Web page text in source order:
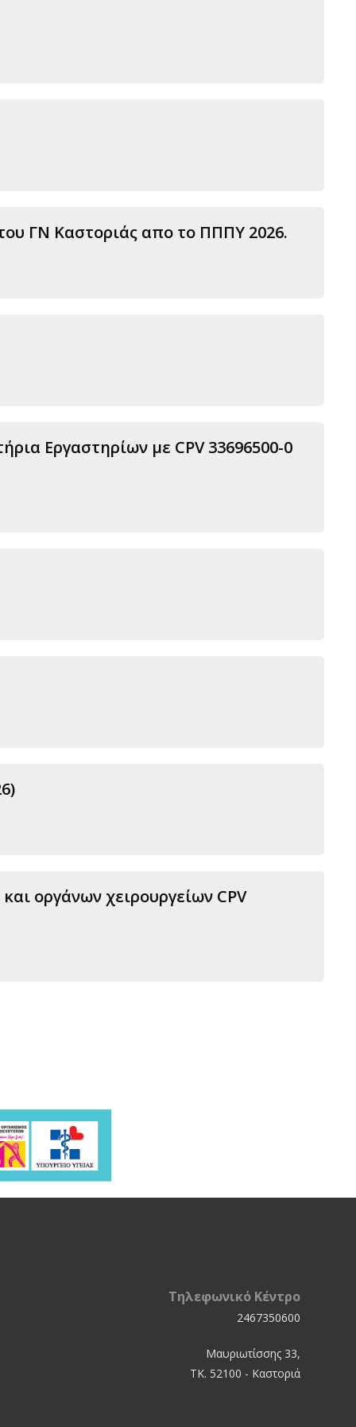
ΓΝ Καστοριάς απο το ΠΠΠΥ 2026.
Εργαστηρίων με CPV 33696500-0
οργάνων χειρουργείων CPV
Τηλεφωνικό Κέντρο
2467350600
Μαυριωτίσσης 33,
ΤΚ. 52100 - Καστοριά